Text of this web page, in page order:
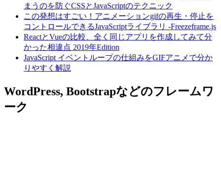
まうのを防ぐCSSとJavaScriptのテクニック
この発想はすごい！アニメーションgifの再生・停止を
コントロールできるJavaScriptライブラリ -Freezeframe.js
ReactとVueの比較、全く同じアプリを作成してみて分
かった相違点 2019年Edition
JavaScript イベントループの仕組みをGIFアニメで分か
りやすく解説
WordPress, Bootstrapなどのフレームワ
ーク